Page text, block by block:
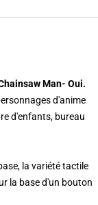
Man- Oui.
d'anime
d'enfants, bureau
la variété tactile
la base d'un bouton